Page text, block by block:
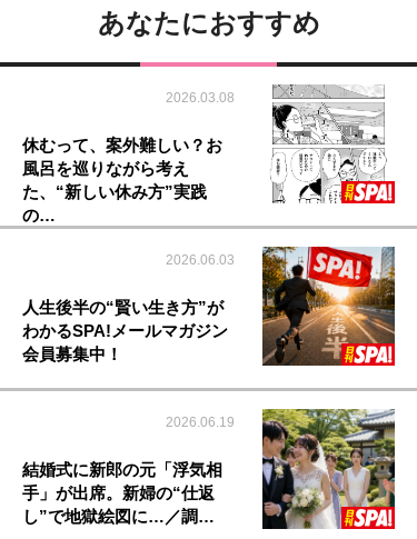
あなたにおすすめ
2026.03.08
休むって、案外難しい？お
風呂を巡りながら考え
た、“新しい休み方”実践
の…
2026.06.03
人生後半の“賢い生き方”が
わかるSPA!メールマガジン
会員募集中！
2026.06.19
結婚式に新郎の元「浮気相
手」が出席。新婦の“仕返
し”で地獄絵図に…／調…